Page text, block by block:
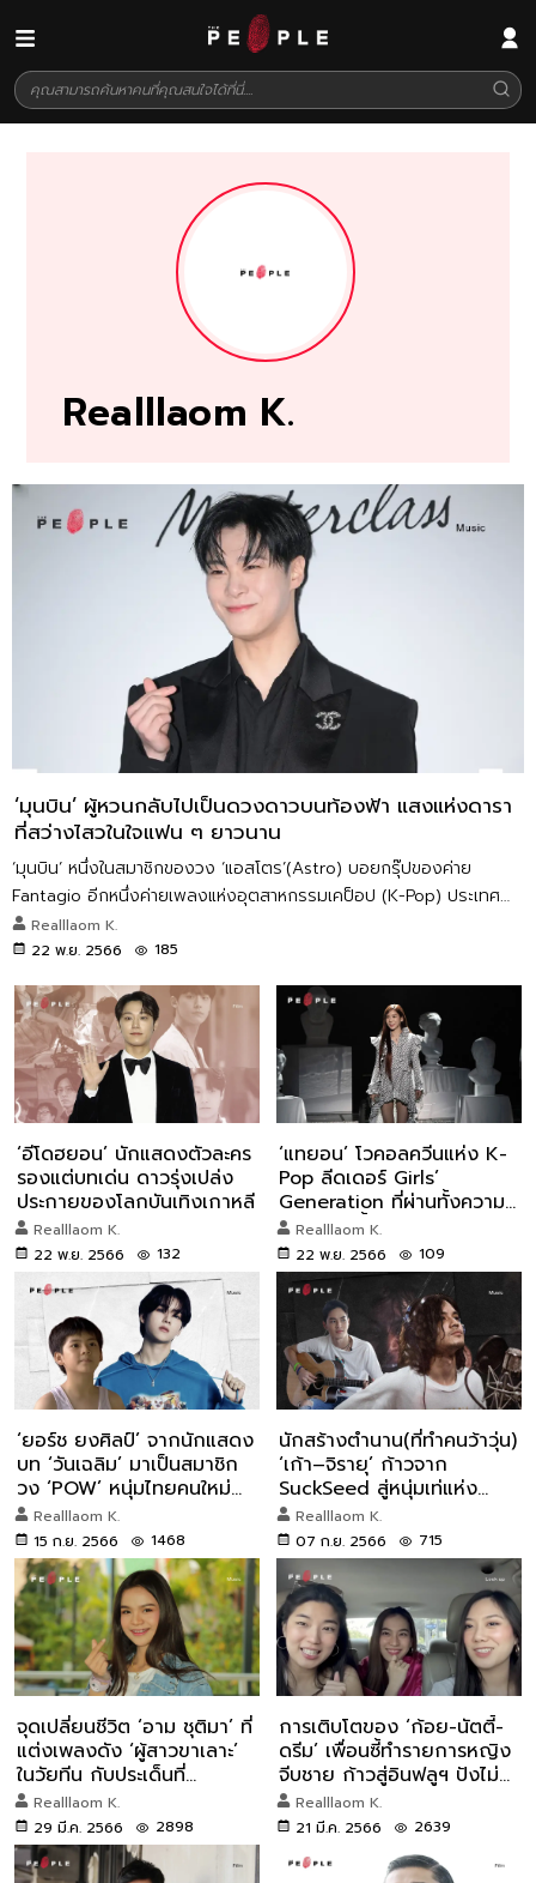
Realllaom K.
‘มุนบิน’ ผู้หวนกลับไปเป็นดวงดาวบนท้องฟ้า แสงแห่งดารา
ที่สว่างไสวในใจแฟน ๆ ยาวนาน
‘มุนบิน’ หนึ่งในสมาชิกของวง ‘แอสโตร’(Astro) บอยกรุ๊ปของค่าย
Fantagio อีกหนึ่งค่ายเพลงแห่งอุตสาหกรรมเคป็อป (K-Pop) ประเทศ
เกาหลีใต้ ที่ได้รับคำชื่นชมเรื่องการเต้นมาโดยตลอด จากไปอย่างกะทันหัน
ในวัยเพียง 25 ปี
Realllaom K.
22 พ.ย. 2566
185
‘อีโดฮยอน’ นักแสดงตัวละคร
รองแต่บทเด่น ดาวรุ่งเปล่ง
ประกายของโลกบันเทิงเกาหลี
Realllaom K.
22 พ.ย. 2566
132
‘แทยอน’ โวคอลควีนแห่ง K-
Pop ลีดเดอร์ Girls’
Generation ที่ผ่านทั้งความ
สำเร็จและน้ำตา
Realllaom K.
22 พ.ย. 2566
109
‘ยอร์ช ยงศิลป์’ จากนักแสดง
บท ‘วันเฉลิม’ มาเป็นสมาชิก
วง ‘POW’ หนุ่มไทยคนใหม่
แห่ง K-POP
Realllaom K.
15 ก.ย. 2566
1468
นักสร้างตำนาน(ที่ทำคนว้าวุ่น)
‘เก้า–จิรายุ’ ก้าวจาก
SuckSeed สู่หนุ่มเท่แห่ง
Retrospect
Realllaom K.
07 ก.ย. 2566
715
จุดเปลี่ยนชีวิต ‘อาม ชุติมา’ ที่
แต่งเพลงดัง ‘ผู้สาวขาเลาะ’
ในวัยทีน กับประเด็นที่
เกาหลีใต้
Realllaom K.
29 มี.ค. 2566
2898
การเติบโตของ ‘ก้อย-นัตตี้-
ดรีม’ เพื่อนซี้ทำรายการหญิง
จีบชาย ก้าวสู่อินฟลูฯ ปังไม่มี
แผ่วRealllaom K.
21 มี.ค. 2566
2639